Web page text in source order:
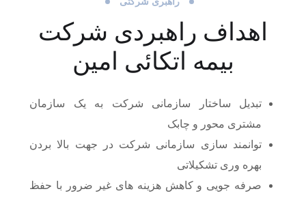
اهداف راهبردی شرکت
بیمه اتکائی امین
تبدیل ساختار سازمانی شرکت به یک سازمان
مشتری محور و چابک
توانمند سازی سازمانی شرکت در جهت بالا بردن
بهره وری تشکیلاتی
صرفه جویی و کاهش هزینه های غیر ضرور با حفظ